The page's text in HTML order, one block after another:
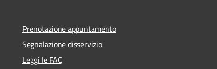
Prenotazione appuntamento
Segnalazione disservizio
Leggi le FAQ